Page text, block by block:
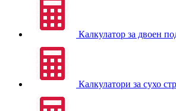
Калкулатор за двоен
Калкулатори за сухо